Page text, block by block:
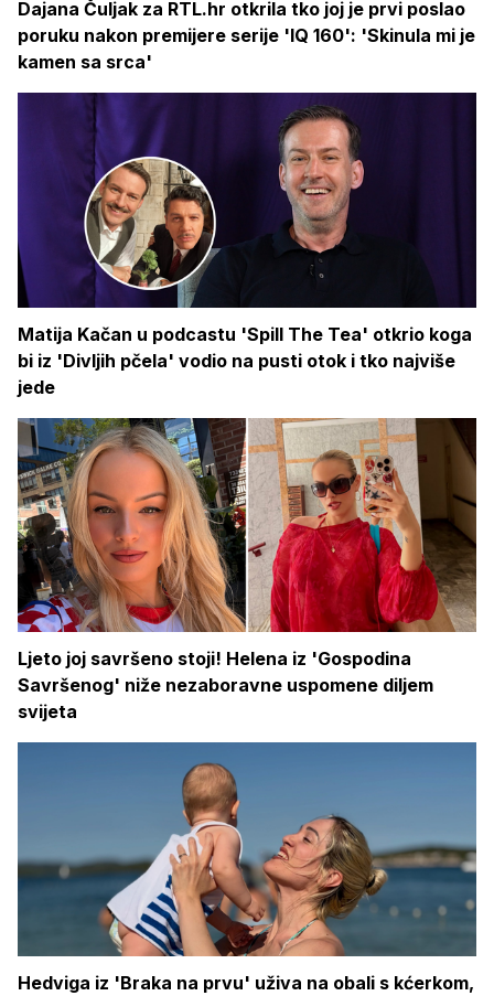
Dajana Čuljak za RTL.hr otkrila tko joj je prvi poslao
poruku nakon premijere serije 'IQ 160': 'Skinula mi je
kamen sa srca'
Matija Kačan u podcastu 'Spill The Tea' otkrio koga
bi iz 'Divljih pčela' vodio na pusti otok i tko najviše
jede
Ljeto joj savršeno stoji! Helena iz 'Gospodina
Savršenog' niže nezaboravne uspomene diljem
svijeta
Hedviga iz 'Braka na prvu' uživa na obali s kćerkom,